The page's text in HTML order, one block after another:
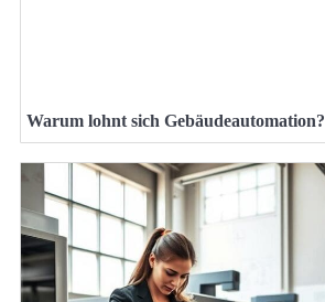
Warum lohnt sich Gebäudeautomation?